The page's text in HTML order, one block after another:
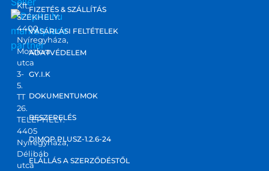
marketplace
partner
Kft.
SZÉKHELY:
4400
Nyíregyháza,
Moszkva
utca
3-
5.
TT
26.
TELEPHELY:
4405
Nyíregyháza,
Délibáb
utca
FIZETÉS & SZÁLLÍTÁS
VÁSÁRLÁSI FELTÉTELEK
ADATVÉDELEM
GY.I.K
DOKUMENTUMOK
BESZERELÉS
DIMOP PLUSZ-1.2.6-24
ELÁLLÁS A SZERZŐDÉSTŐL